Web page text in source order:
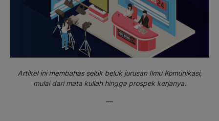
Artikel ini membahas seluk beluk jurusan Ilmu Komunikasi,
mulai dari mata kuliah hingga prospek kerjanya.
—